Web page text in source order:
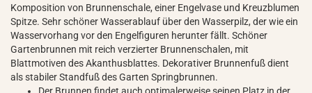
Komposition von Brunnenschale, einer Engelvase und Kreuzblumen
Spitze. Sehr schöner Wasserablauf über den Wasserpilz, der wie ein
Wasservorhang vor den Engelfiguren herunter fällt. Schöner
Gartenbrunnen mit reich verzierter Brunnenschalen, mit
Blattmotiven des Akanthusblattes. Dekorativer Brunnenfuß dient
als stabiler Standfuß des Garten Springbrunnen.